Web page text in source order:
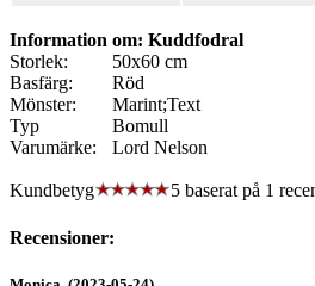
Information om: Kuddfodral
Storlek:
50x60 cm
Basfärg:
Röd
Mönster:
Marint;Text
Typ
Bomull
Varumärke:
Lord Nelson
Kundbetyg 5 baserat på 1
Recensioner: